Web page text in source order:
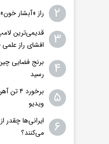
۲ راز «آبشار
۳
افشای راز
۴
برنج فضایی
رسید
۵
برخورد
ویدیو
۶
ایرانی‌ها
می‌کنند؟